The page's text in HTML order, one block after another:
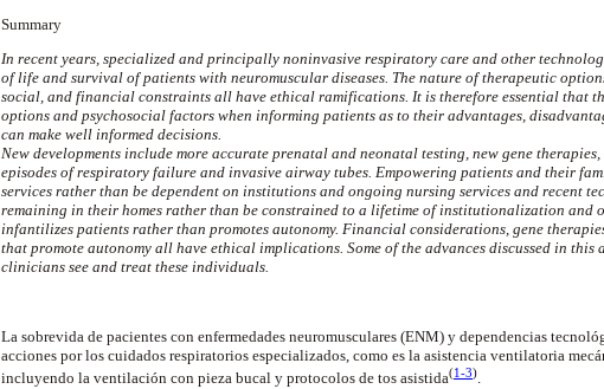
Summary
In recent years, specialized and principally noninvasive respiratory care and other
of life and survival of patients with neuromuscular diseases. The nature of therapeutic
social, and financial constraints all have ethical ramifications. It is therefore essential that
options and psychosocial factors when informing patients as to their advantages,
can make well informed decisions.
New developments include more accurate prenatal and neonatal testing, new gene
episodes of respiratory failure and invasive airway tubes. Empowering patients and their
services rather than be dependent on institutions and ongoing nursing services and recent
remaining in their homes rather than be constrained to a lifetime of institutionalization and
infantilizes patients rather than promotes autonomy. Financial considerations, gene
that promote autonomy all have ethical implications. Some of the advances discussed in
clinicians see and treat these individuals.
La sobrevida de pacientes con enfermedades neuromusculares (ENM) y dependencias
acciones por los cuidados respiratorios especializados, como es la asistencia ventilatoria
incluyendo la ventilación con pieza bucal y protocolos de tos asistida(1-3).